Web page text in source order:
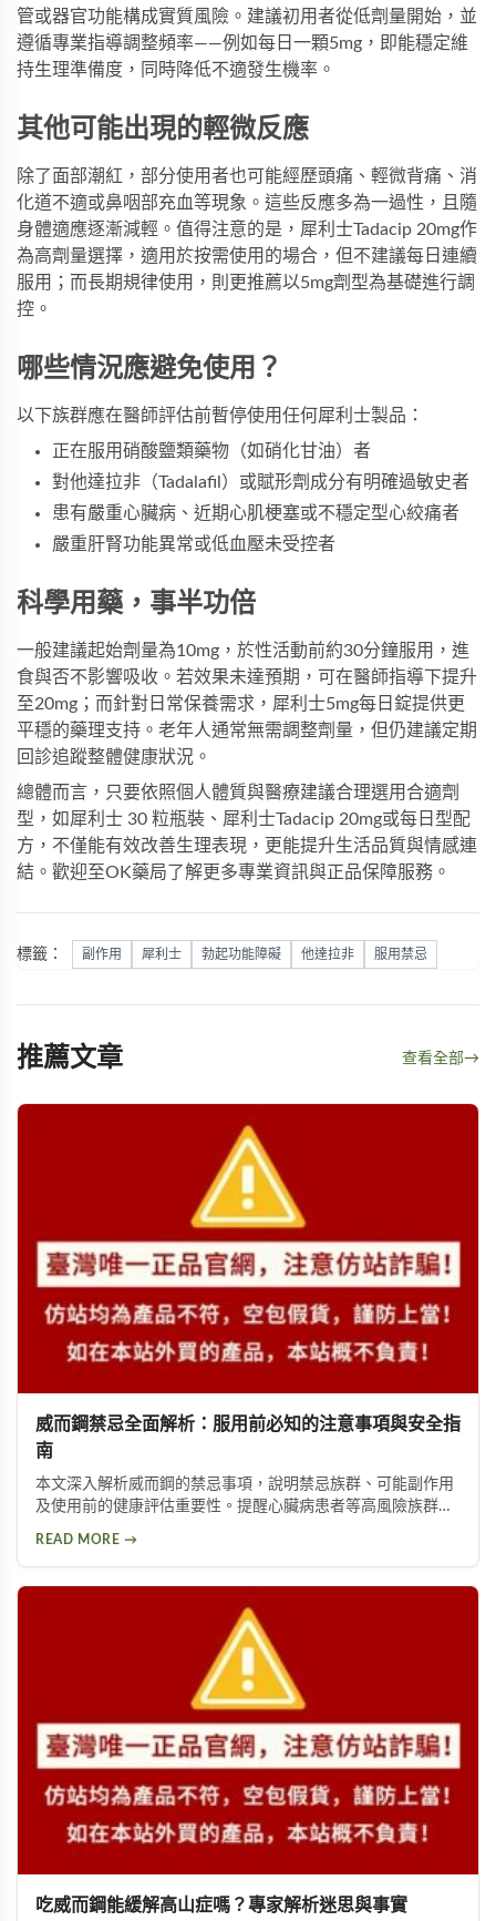
管或器官功能構成實質風險。建議初用者從低劑量開始，並
遵循專業指導調整頻率——例如每日一顆5mg，即能穩定維
持生理準備度，同時降低不適發生機率。
其他可能出現的輕微反應
除了面部潮紅，部分使用者也可能經歷頭痛、輕微背痛、消
化道不適或鼻咽部充血等現象。這些反應多為一過性，且隨
身體適應逐漸減輕。值得注意的是， 犀利士Tadacip 20mg作
為高劑量選擇，適用於按需使用的場合，但不建議每日連續
服用；而長期規律使用，則更推薦以5mg劑型為基礎進行調
控。
哪些情況應避免使用？
以下族群應在醫師評估前暫停使用任何犀利士製品：
正在服用硝酸鹽類藥物（如硝化甘油）者
對他達拉非（Tadalafil）或賦形劑成分有明確過敏史者
患有嚴重心臟病、近期心肌梗塞或不穩定型心絞痛者
嚴重肝腎功能異常或低血壓未受控者
科學用藥，事半功倍
一般建議起始劑量為10mg，於性活動前約30分鐘服用，進
食與否不影響吸收。若效果未達預期，可在醫師指導下提升
至20mg；而針對日常保養需求， 犀利士5mg每日錠提供更
平穩的藥理支持。老年人通常無需調整劑量，但仍建議定期
回診追蹤整體健康狀況。
總體而言，只要依照個人體質與醫療建議合理選用合適劑
型，如 犀利士 30 粒瓶裝 、 犀利士Tadacip 20mg或每日型配
方，不僅能有效改善生理表現，更能提升生活品質與情感連
結。歡迎至OK藥局 了解更多專業資訊與正品保障服務。
標籤： 副作用 犀利士 勃起功能障礙 他達拉非 服用禁忌
推薦文章 查看全部→
威而鋼禁忌全面解析：服用前必知的注意事項與安全指
南
本文深入解析威而鋼的禁忌事項，說明禁忌族群、可能副作用
及使用前的健康評估重要性。提醒心臟病患者等高風險族群應
READ MORE →
吃威而鋼能緩解高山症嗎？專家解析迷思與事實